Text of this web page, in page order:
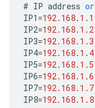
# IP address or
IP1 =192.168.1.1
IP2=192.168.1.2
IP3=192.168.1.3
IP4=192.168.1.4
IP5=192.168.1.5
IP6=192.168.1.6
IP7=192.168.1.7
IP8=192.168.1.8